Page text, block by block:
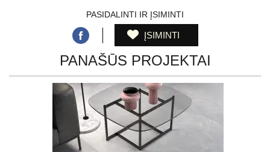
PASIDALINTI IR ĮSIMINTI
ĮSIMINTI
PANAŠŪS PROJEKTAI